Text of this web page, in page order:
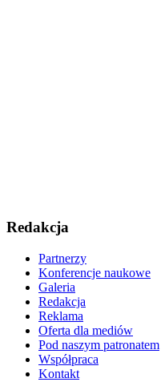
Redakcja
Partnerzy
Konferencje naukowe
Galeria
Redakcja
Reklama
Oferta dla mediów
Pod naszym patronatem
Współpraca
Kontakt